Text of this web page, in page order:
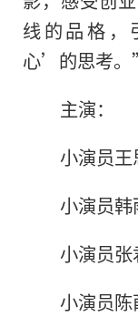
线的品格
心’的思考。”
主演：
小演员
小演员
小演员
小演员